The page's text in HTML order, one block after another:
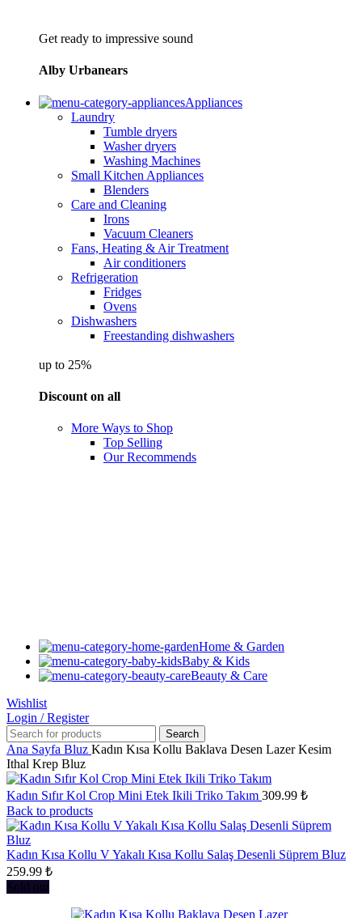
Get ready to impressive sound
Alby Urbanears
Appliances
Laundry
Tumble dryers
Washer dryers
Washing Machines
Small Kitchen Appliances
Blenders
Care and Cleaning
Irons
Vacuum Cleaners
Fans, Heating & Air Treatment
Air conditioners
Refrigeration
Fridges
Ovens
Dishwashers
Freestanding dishwashers
up to 25%
Discount on all
More Ways to Shop
Top Selling
Our Recommends
Home & Garden
Baby & Kids
Beauty & Care
Wishlist
Login / Register
Search
Ana Sayfa Bluz Kadın Kısa Kollu Baklava Desen Lazer Kesim
Ithal Krep Bluz
Kadın Sıfır Kol Crop Mini Etek Ikili Triko Takım 309.99 ₺
Back to products
Kadın Kısa Kollu V Yakalı Kısa Kollu Salaş Desenli Süprem Bluz
259.99 ₺
Sold out